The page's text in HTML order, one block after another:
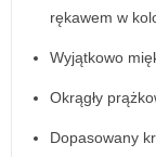
rękawem w
Wyjątkowo
Okrągły
Dopasowany